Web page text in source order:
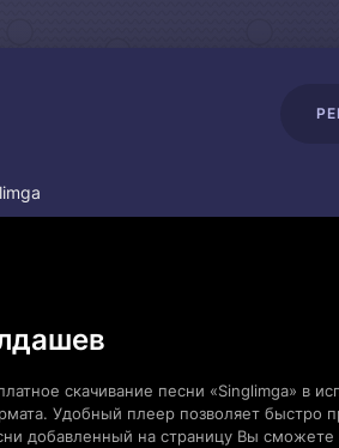
скачивание песни «Singlimga» в
Удобный плеер позволяет быстро
добавленный на страницу Вы сможете